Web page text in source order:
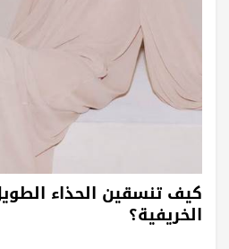
كيف تنسقين الحذاء
الخريفية؟